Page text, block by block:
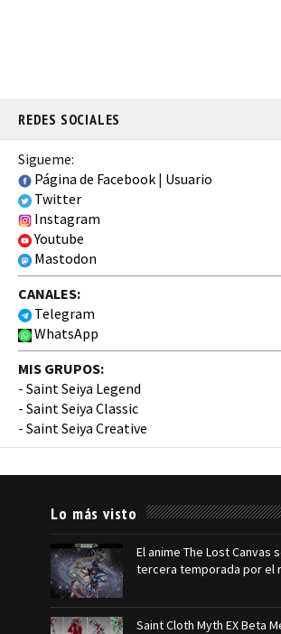
REDES SOCIALES
Sigueme:
Página de Facebook | Usuario
Twitter
Instagram
Youtube
Mastodon
CANALES:
Telegram
WhatsApp
MIS GRUPOS:
- Saint Seiya Legend
- Saint Seiya Classic
- Saint Seiya Creative
Lo más visto
El anime The Lost Canvas
tercera temporada por el
Saint Cloth Myth EX Beta